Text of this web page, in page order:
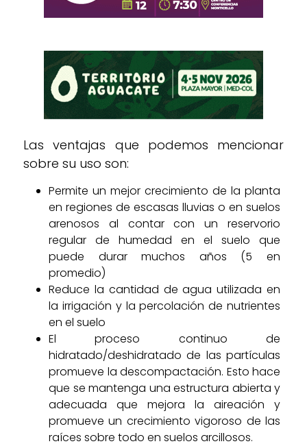
Las ventajas que podemos mencionar
sobre su uso son:
Permite un mejor crecimiento de la planta
en regiones de escasas lluvias o en suelos
arenosos al contar con un reservorio
regular de humedad en el suelo que
puede durar muchos años (5 en
promedio)
Reduce la cantidad de agua utilizada en
la irrigación y la percolación de nutrientes
en el suelo
El proceso continuo de
hidratado/deshidratado de las partículas
promueve la descompactación. Esto hace
que se mantenga una estructura abierta y
adecuada que mejora la aireación y
promueve un crecimiento vigoroso de las
raíces sobre todo en suelos arcillosos.